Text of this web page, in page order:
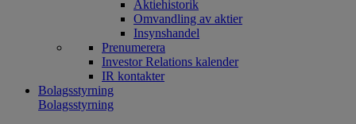
Aktiehistorik
Omvandling av aktier
Insynshandel
Prenumerera
Investor Relations kalender
IR kontakter
Bolagsstyrning
Bolagsstyrning